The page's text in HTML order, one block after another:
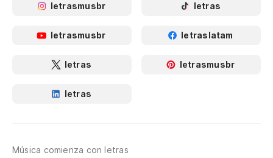
letrasmusbr letras
letrasmusbr letraslatam
letras letrasmusbr
letras
Música comienza con letras